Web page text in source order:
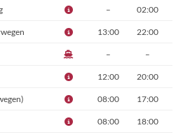
– 02:00
13:00 22:00
– –
12:00 20:00
08:00 17:00
08:00 18:00